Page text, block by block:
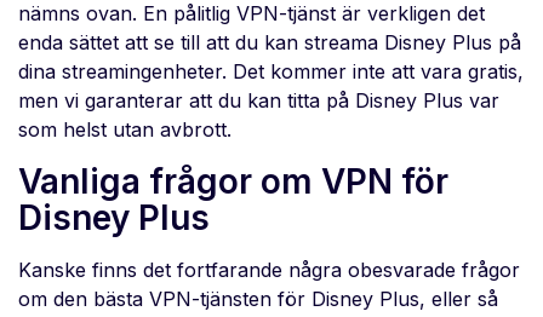
nämns ovan. En pålitlig VPN-tjänst är verkligen det
enda sättet att se till att du kan streama Disney Plus på
dina streamingenheter. Det kommer inte att vara gratis,
men vi garanterar att du kan titta på Disney Plus var
som helst utan avbrott.
Vanliga frågor om VPN för
Disney Plus
Kanske finns det fortfarande några obesvarade frågor
om den bästa VPN-tjänsten för Disney Plus, eller så